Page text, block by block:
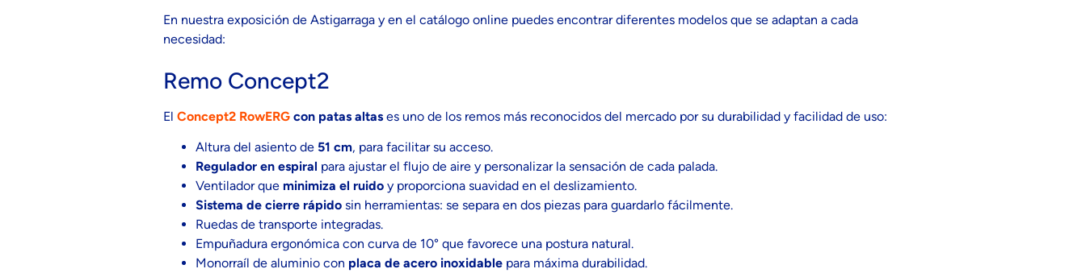
En nuestra exposición de Astigarraga y en el catálogo online puedes encontrar diferentes modelos que se adaptan a cada
necesidad:
Remo Concept2
El Concept2 RowERG con patas altas es uno de los remos más reconocidos del mercado por su durabilidad y facilidad de uso:
Altura del asiento de 51 cm, para facilitar su acceso.
Regulador en espiral para ajustar el flujo de aire y personalizar la sensación de cada palada.
Ventilador que minimiza el ruido y proporciona suavidad en el deslizamiento.
Sistema de cierre rápido sin herramientas: se separa en dos piezas para guardarlo fácilmente.
Ruedas de transporte integradas.
Empuñadura ergonómica con curva de 10° que favorece una postura natural.
Monorraíl de aluminio con placa de acero inoxidable para máxima durabilidad.